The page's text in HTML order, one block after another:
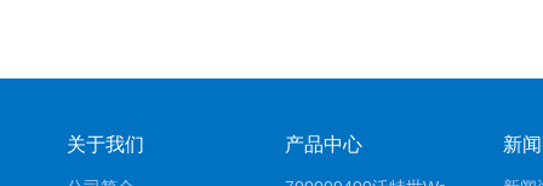
关于我们 产品中心 新